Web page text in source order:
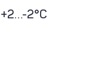
+2…-2°C